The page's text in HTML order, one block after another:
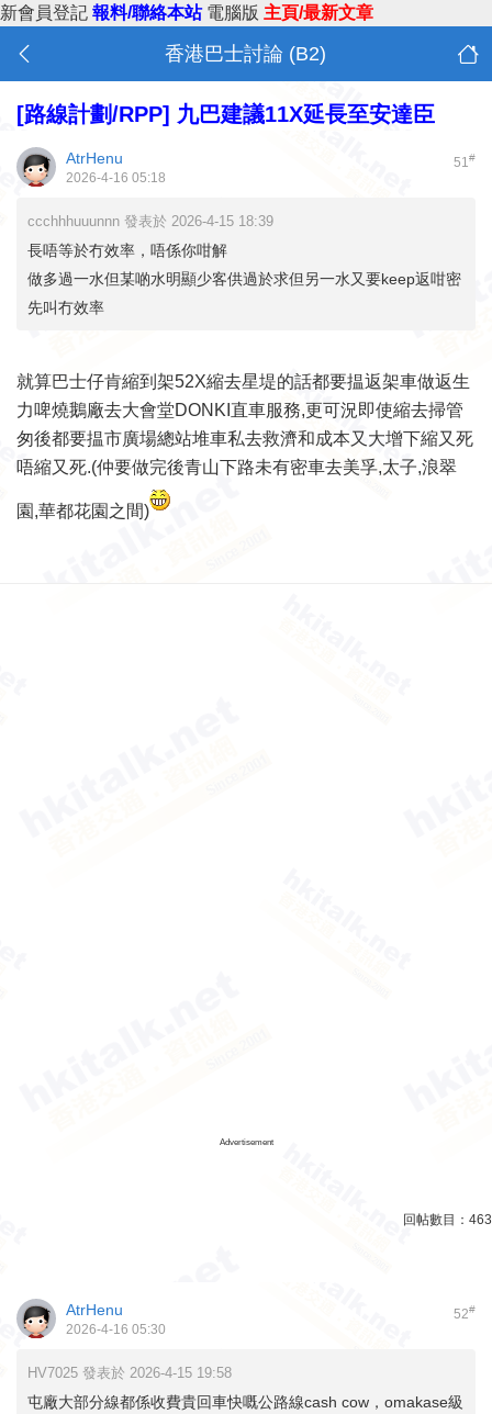
新會員登記 報料/聯絡本站 電腦版 主頁/最新文章
香港巴士討論 (B2)
[路線計劃/RPP] 九巴建議11X延長至安達臣
51#
AtrHenu
2026-4-16 05:18
ccchhhuuunnn 發表於 2026-4-15 18:39
長唔等於冇效率，唔係你咁解
做多過一水但某啲水明顯少客供過於求但另一水又要keep返咁密
先叫冇效率
就算巴士仔肯縮到架52X縮去星堤的話都要揾返架車做返生
力啤燒鵝廠去大會堂DONKI直車服務,更可況即使縮去掃管
匆後都要揾市廣場總站堆車私去救濟和成本又大增下縮又死
唔縮又死.(仲要做完後青山下路未有密車去美孚,太子,浪翠
園,華都花園之間)
Advertisement
回帖數目： 463
52#
AtrHenu
2026-4-16 05:30
HV7025 發表於 2026-4-15 19:58
屯廠大部分線都係收費貴回車快嘅公路線cash cow，omakase級